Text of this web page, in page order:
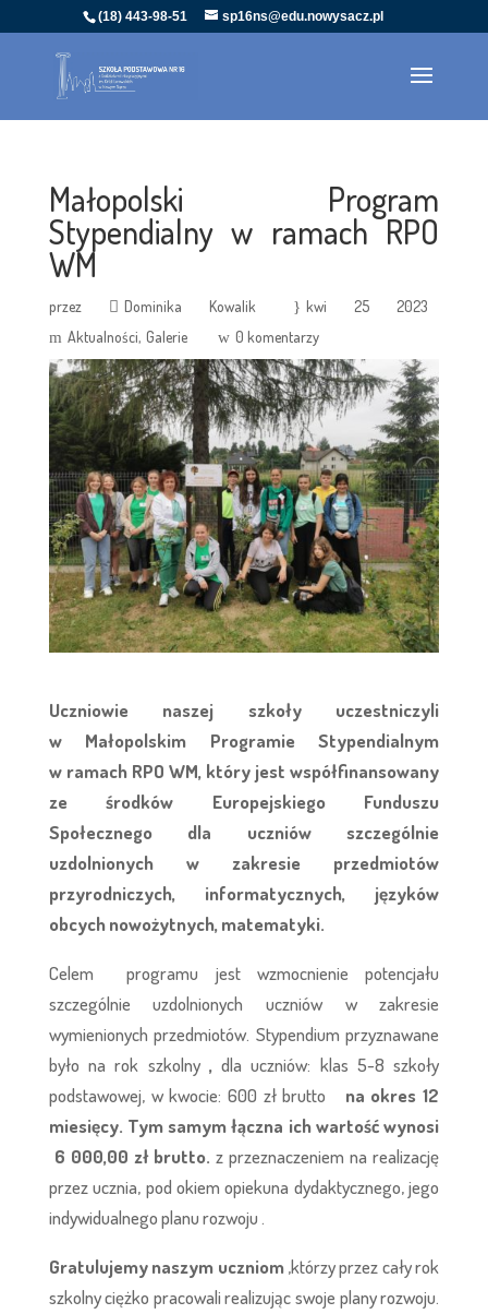
(18) 443-98-51 sp16ns@edu.nowysacz.pl
Małopolski Program
Stypendialny w ramach RPO
WM
przez Dominika Kowalik
kwi 25 2023
Aktualności Galerie 0 komentarzy
Uczniowie naszej szkoły uczestniczyli
w Małopolskim Programie Stypendialnym
w ramach RPO WM, który jest współfinansowany
ze środków Europejskiego Funduszu
Społecznego dla uczniów szczególnie
uzdolnionych w zakresie przedmiotów
przyrodniczych, informatycznych, języków
obcych nowożytnych, matematyki.
Celem programu jest wzmocnienie potencjału
szczególnie uzdolnionych uczniów w zakresie
wymienionych przedmiotów. Stypendium przyznawane
było na rok szkolny , dla uczniów: klas 5-8 szkoły
podstawowej, w kwocie: 600 zł brutto
na okres 12
miesięcy. Tym samym łączna ich wartość wynosi
6 000,00 zł brutto.z przeznaczeniem na realizację
przez ucznia, pod okiem opiekuna dydaktycznego, jego
indywidualnego planu rozwoju .
Gratulujemy naszym uczniom,którzy przez cały rok
szkolny ciężko pracowali realizując swoje plany rozwoju.